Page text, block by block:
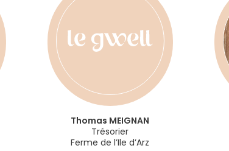
Thomas MEIGNAN
Trésorier
Ferme de l’Ile d’Arz